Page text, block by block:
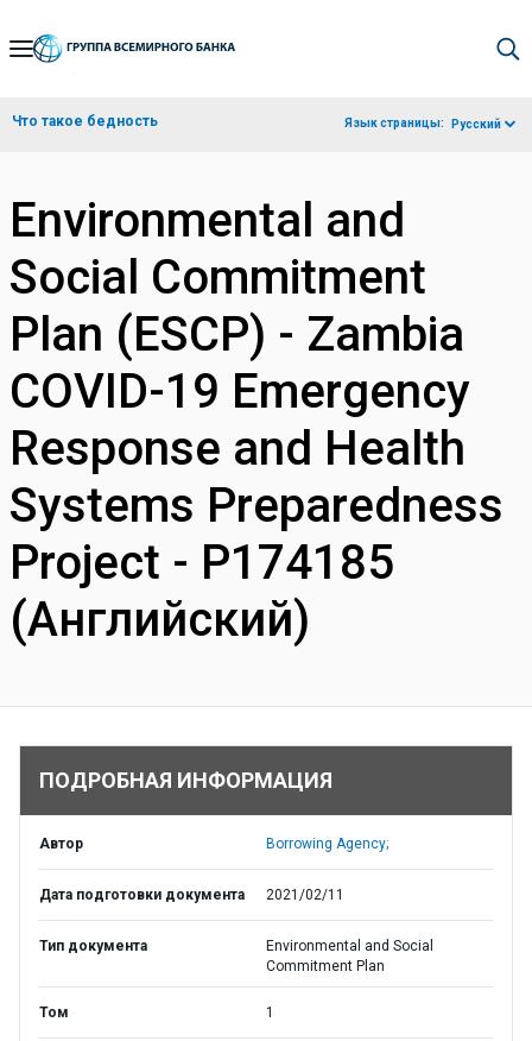
Skip
Navigation
Что такое бедность Язык страницы: Русский
Environmental and
Social Commitment
Plan (ESCP) - Zambia
COVID-19 Emergency
Response and Health
Systems Preparedness
Project - P174185
(Английский)
ПОДРОБНАЯ ИНФОРМАЦИЯ
Автор Borrowing Agency;
Дата подготовки документа 2021/02/11
Тип документа
Environmental and Social
Commitment Plan
Том 1